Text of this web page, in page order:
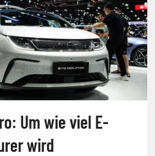
Um wie viel E-
wird